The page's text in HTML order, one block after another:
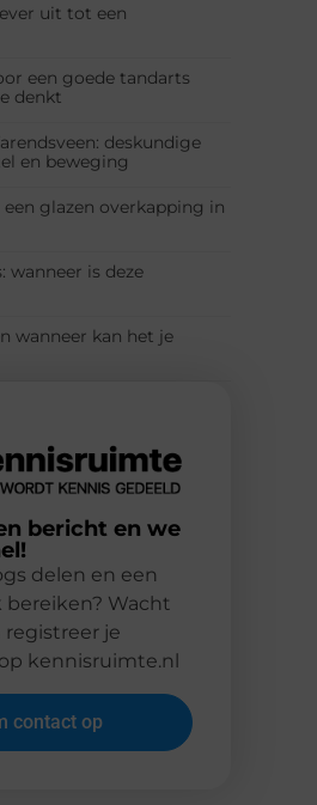
uit tot een
een goede tandarts
denkt
deskundige
en beweging
glazen overkapping in
wanneer is deze
wanneer kan het je
bericht en we
delen en een
bereiken? Wacht
je
kennisruimte.nl
contact op